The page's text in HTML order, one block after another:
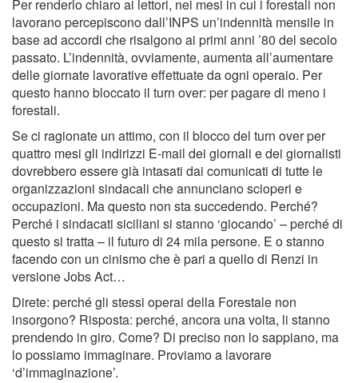
Per renderlo chiaro ai lettori, nei mesi in cui i forestali non
lavorano percepiscono dall’INPS un’indennità mensile in
base ad accordi che risalgono ai primi anni ’80 del secolo
passato. L’indennità, ovviamente, aumenta all’aumentare
delle giornate lavorative effettuate da ogni operaio. Per
questo hanno bloccato il turn over: per pagare di meno i
forestali.
Se ci ragionate un attimo, con il blocco del turn over per
quattro mesi gli indirizzi E-mail dei giornali e dei giornalisti
dovrebbero essere già intasati dai comunicati di tutte le
organizzazioni sindacali che annunciano scioperi e
occupazioni. Ma questo non sta succedendo. Perché?
Perché i sindacati siciliani si stanno ‘giocando’ – perché di
questo si tratta – il futuro di 24 mila persone. E o stanno
facendo con un cinismo che è pari a quello di Renzi in
versione Jobs Act…
Direte: perché gli stessi operai della Forestale non
insorgono? Risposta: perché, ancora una volta, li stanno
prendendo in giro. Come? Di preciso non lo sappiano, ma
lo possiamo immaginare. Proviamo a lavorare
‘d’immaginazione’.